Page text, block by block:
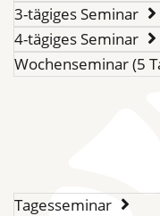
3-tägiges Seminar
4-tägiges Seminar
Wochenseminar (5
Tagesseminar